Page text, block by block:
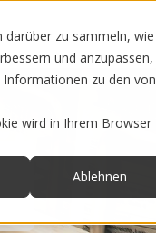
zu sammeln, wie
und anzupassen,
Informationen zu den von
wird in Ihrem Browser
Ablehnen
Über uns